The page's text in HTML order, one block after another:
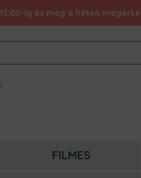
ig és még a héten
FILMES